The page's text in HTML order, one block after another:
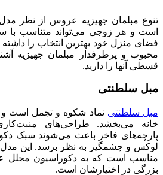
تنوع مبلمان جهیزیه عروس از نظر
است و هر زوجی می‌تواند متناسب با
فضای منزل خود بهترین انتخاب را داشته
محبوب و پرطرفدار مبلمان جهیزیه
قسطی آنها را دارید.
مبل سلطنتی
مبل سلطنتی نماد شکوه و تجمل است
خانه می‌بخشد. طراحی‌های
پارچه‌های فاخر باعث می‌شوند سبک
لوکس و چشمگیر به نظر برسد. این
مناسب است که به دکوراسیون مجلل
بزرگی در اختیارشان است.